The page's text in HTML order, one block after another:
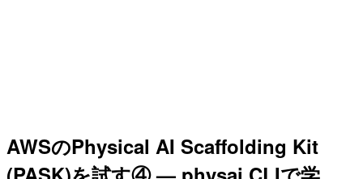
AWSのPhysical AI Scaffolding Kit